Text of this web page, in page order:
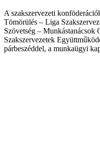
A szakszervezeti
Tömörülés – Liga
Szövetség – Munkástanácsok
Szakszervezetek
párbeszéddel, a munkaügyi